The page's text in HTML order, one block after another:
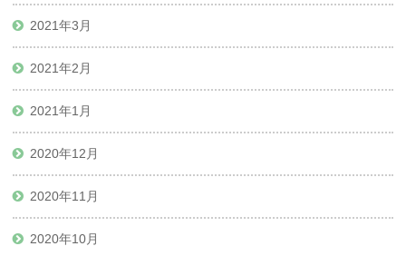
2021年3月
2021年2月
2021年1月
2020年12月
2020年11月
2020年10月